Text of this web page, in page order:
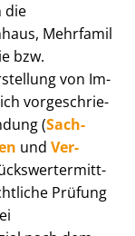
die
Mehr­fa­mi­l
bzw.
von Im­
vor­ge­schrie­
(Sach­
und Ver­
Prüfung